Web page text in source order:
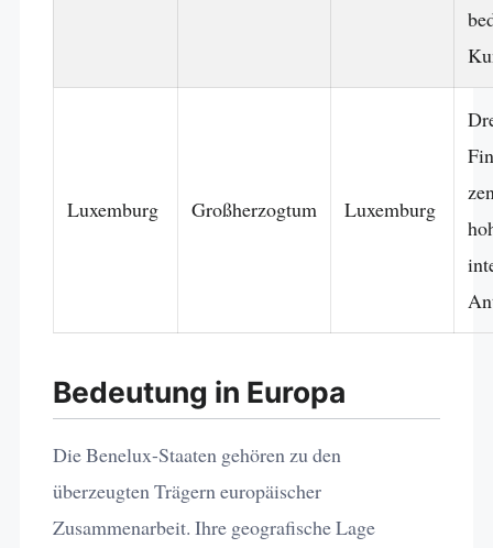
Luxemburg Großherzogtum Luxemburg
Bedeutung in Europa
Die Benelux-Staaten gehören zu den
überzeugten Trägern europäischer
Zusammenarbeit. Ihre geografische Lage